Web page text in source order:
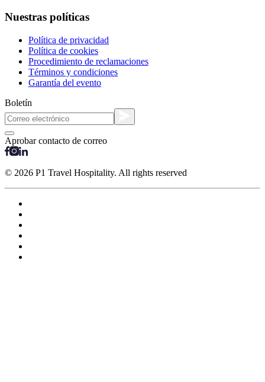
Nuestras políticas
Política de privacidad
Política de cookies
Procedimiento de reclamaciones
Términos y condiciones
Garantía del evento
Boletín
Aprobar contacto de correo
© 2026 P1 Travel Hospitality. All rights reserved